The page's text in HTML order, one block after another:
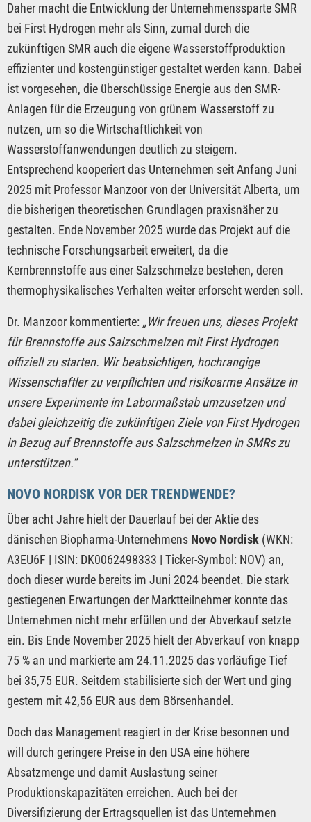
Daher macht die Entwicklung der Unternehmenssparte SMR
bei First Hydrogen mehr als Sinn, zumal durch die
zukünftigen SMR auch die eigene Wasserstoffproduktion
effizienter und kostengünstiger gestaltet werden kann. Dabei
ist vorgesehen, die überschüssige Energie aus den SMR-
Anlagen für die Erzeugung von grünem Wasserstoff zu
nutzen, um so die Wirtschaftlichkeit von
Wasserstoffanwendungen deutlich zu steigern.
Entsprechend kooperiert das Unternehmen seit Anfang Juni
2025 mit Professor Manzoor von der Universität Alberta, um
die bisherigen theoretischen Grundlagen praxisnäher zu
gestalten. Ende November 2025 wurde das Projekt auf die
technische Forschungsarbeit erweitert, da die
Kernbrennstoffe aus einer Salzschmelze bestehen, deren
thermophysikalisches Verhalten weiter erforscht werden soll.
Dr. Manzoor kommentierte: „Wir freuen uns, dieses Projekt
für Brennstoffe aus Salzschmelzen mit First Hydrogen
offiziell zu starten. Wir beabsichtigen, hochrangige
Wissenschaftler zu verpflichten und risikoarme Ansätze in
unsere Experimente im Labormaßstab umzusetzen und
dabei gleichzeitig die zukünftigen Ziele von First Hydrogen
in Bezug auf Brennstoffe aus Salzschmelzen in SMRs zu
unterstützen.“
NOVO NORDISK VOR DER TRENDWENDE?
Über acht Jahre hielt der Dauerlauf bei der Aktie des
dänischen Biopharma-Unternehmens Novo Nordisk (WKN:
A3EU6F | ISIN: DK0062498333 | Ticker-Symbol: NOV) an,
doch dieser wurde bereits im Juni 2024 beendet. Die stark
gestiegenen Erwartungen der Marktteilnehmer konnte das
Unternehmen nicht mehr erfüllen und der Abverkauf setzte
ein. Bis Ende November 2025 hielt der Abverkauf von knapp
75 % an und markierte am 24.11.2025 das vorläufige Tief
bei 35,75 EUR. Seitdem stabilisierte sich der Wert und ging
gestern mit 42,56 EUR aus dem Börsenhandel.
Doch das Management reagiert in der Krise besonnen und
will durch geringere Preise in den USA eine höhere
Absatzmenge und damit Auslastung seiner
Produktionskapazitäten erreichen. Auch bei der
Diversifizierung der Ertragsquellen ist das Unternehmen